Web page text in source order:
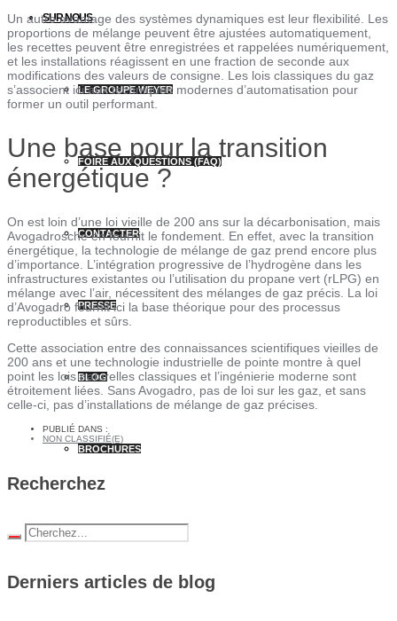
SUR NOUS
LE GROUPE WEYER
FOIRE AUX QUESTIONS (FAQ)
CONTACTER
PRESSE
BLOG
BROCHURES
Un autre avantage des systèmes dynamiques est leur flexibilité. Les
proportions de mélange peuvent être ajustées automatiquement,
les recettes peuvent être enregistrées et rappelées numériquement,
et les installations réagissent en une fraction de seconde aux
modifications des valeurs de consigne. Les lois classiques du gaz
s’associent ici aux techniques modernes d’automatisation pour
former un outil performant.
Une base pour la transition
énergétique ?
On est loin d’une loi vieille de 200 ans sur la décarbonisation, mais
Avogadrosche en fournit le fondement. En effet, avec la transition
énergétique, la technologie de mélange de gaz prend encore plus
d’importance. L’intégration progressive de l’hydrogène dans les
infrastructures existantes ou l’utilisation du propane vert (rLPG) en
mélange avec l’air, nécessitent des mélanges de gaz précis. La loi
d’Avogadro fournit ici la base théorique pour des processus
reproductibles et sûrs.
Cette association entre des connaissances scientifiques vieilles de
200 ans et une technologie industrielle de pointe montre à quel
point les lois naturelles classiques et l’ingénierie moderne sont
étroitement liées. Sans Avogadro, pas de loi sur les gaz, et sans
celle-ci, pas d’installations de mélange de gaz précises.
PUBLIÉ DANS :
NON CLASSIFIÉ(E)
Recherchez
Derniers articles de blog